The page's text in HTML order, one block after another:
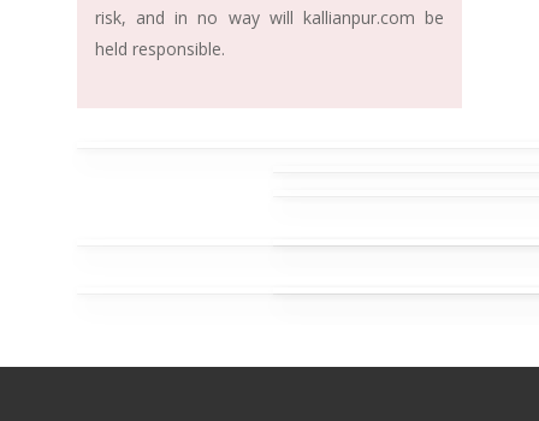
risk, and in no way will kallianpur.com be
held responsible.